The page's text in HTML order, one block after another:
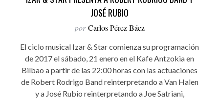
JOSÉ RUBIO
por Carlos Pérez Báez
El ciclo musical Izar & Star comienza su programación
de 2017 el sábado, 21 enero en el Kafe Antzokia en
Bilbao a partir de las 22:00 horas con las actuaciones
de Robert Rodrigo Band reinterpretando a Van Halen
y a José Rubio reinterpretando a Joe Satriani,